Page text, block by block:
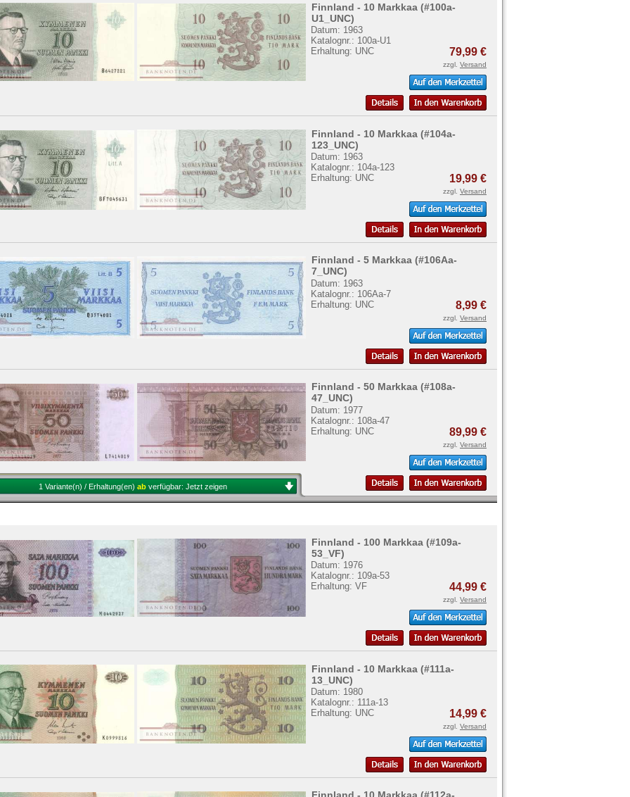
Finnland - 10 Markkaa (#100a-
U1_UNC)
Datum: 1963
Katalognr.: 100a-U1
Erhaltung: UNC
79,99 €
zzgl. Versand
Finnland - 10 Markkaa (#104a-
123_UNC)
Datum: 1963
Katalognr.: 104a-123
Erhaltung: UNC
19,99 €
zzgl. Versand
Finnland - 5 Markkaa (#106Aa-
7_UNC)
Datum: 1963
Katalognr.: 106Aa-7
Erhaltung: UNC
8,99 €
zzgl. Versand
Finnland - 50 Markkaa (#108a-
47_UNC)
Datum: 1977
Katalognr.: 108a-47
Erhaltung: UNC
89,99 €
zzgl. Versand
1 Variante(n) / Erhaltung(en) ab verfügbar: Jetzt zeigen
Finnland - 100 Markkaa (#109a-
53_VF)
Datum: 1976
Katalognr.: 109a-53
Erhaltung: VF
44,99 €
zzgl. Versand
Finnland - 10 Markkaa (#111a-
13_UNC)
Datum: 1980
Katalognr.: 111a-13
Erhaltung: UNC
14,99 €
zzgl. Versand